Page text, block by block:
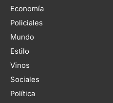
Economía
Policiales
Mundo
Estilo
Vinos
Sociales
Política